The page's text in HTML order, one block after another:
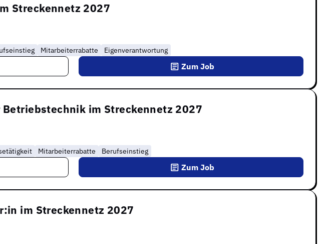
Streckennetz 2027
Mitarbeiterrabatte Eigenverantwortung
Zum Job
im Streckennetz 2027
Mitarbeiterrabatte Berufseinstieg
Zum Job
im Streckennetz 2027